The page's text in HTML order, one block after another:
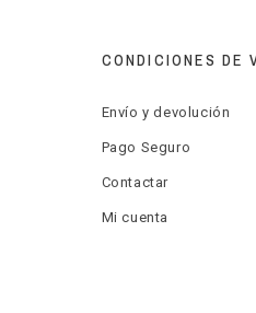
CONDICIONES DE
Envío y devolución
Pago Seguro
Contactar
Mi cuenta